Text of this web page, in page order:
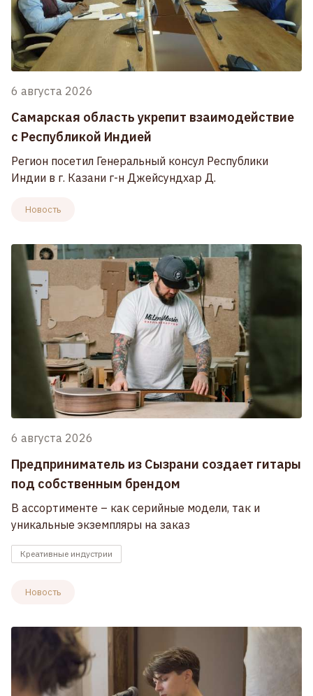
6 августа 2026
Самарская область укрепит взаимодействие
с Республикой Индией
Регион посетил Генеральный консул Республики
Индии в г. Казани г-н Джейсундхар Д.
Новость
6 августа 2026
Предприниматель из Сызрани создает гитары
под собственным брендом
В ассортименте – как серийные модели, так и
уникальные экземпляры на заказ
Креативные индустрии
Новость